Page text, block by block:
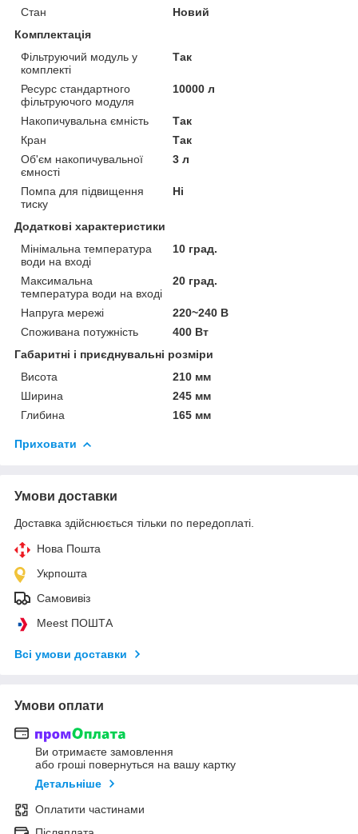
Стан
Новий
Комплектація
Фільтруючий модуль у
комплекті
Так
Ресурс стандартного
фільтруючого модуля
10000 л
Накопичувальна ємність
Так
Кран
Так
Об'єм накопичувальної
ємності
3 л
Помпа для підвищення
тиску
Ні
Додаткові характеристики
Мінімальна температура
води на вході
10 град.
Максимальна
температура води на вході
20 град.
Напруга мережі
220~240 В
Споживана потужність
400 Вт
Габаритні і приєднувальні розміри
Висота
210 мм
Ширина
245 мм
Глибина
165 мм
Приховати
Умови доставки
Доставка здійснюється тільки по передоплаті.
Нова Пошта
Укрпошта
Самовивіз
Meest ПОШТА
Всі умови доставки
Умови оплати
Ви отримаєте замовлення
або гроші повернуться на вашу картку
Детальніше
Оплатити частинами